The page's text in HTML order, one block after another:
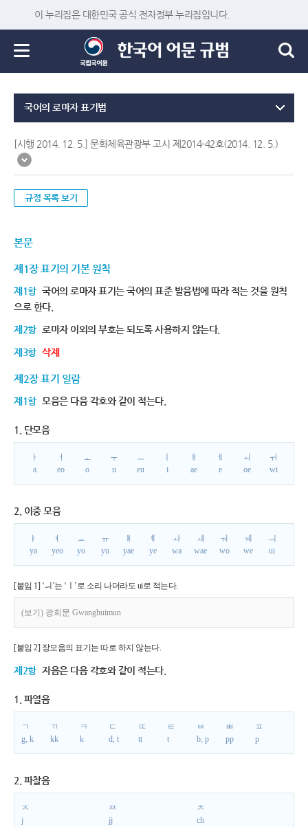
이 누리집은 대한민국 공식 전자정부 누리집입니다.
국어의 로마자 표기법
[시행 2014. 12. 5.] 문화체육관광부 고시 제2014-42호(2014. 12. 5.)
규정 목록 보기
본문
제1장 표기의 기본 원칙
제1항 국어의 로마자 표기는 국어의 표준 발음법에 따라 적는 것을 원칙
으로 한다.
제2항 로마자 이외의 부호는 되도록 사용하지 않는다.
제3항 삭제
제2장 표기 일람
제1항 모음은 다음 각호와 같이 적는다.
1. 단모음
ㅏ
a
ㅓ
eo
ㅗ
o
ㅜ
u
ㅡ
eu
i
ㅐ
ae
ㅔ
e
ㅚ
oe
ㅟ
wi
2. 이중 모음
ㅑ
ya
ㅕ
yeo
ㅛ
yo
ㅠ
yu
ㅒ
yae
ㅖ
ye
ㅘ
wa
ㅙ
wae
ㅝ
wo
ㅞ
we
ㅢ
ui
[붙임 1] ‘ㅢ’는 ‘ㅣ’로 소리 나더라도 ui로 적는다.
(보기) 광희문 Gwanghuimun
[붙임 2] 장모음의 표기는 따로 하지 않는다.
제2항 자음은 다음 각호와 같이 적는다.
1. 파열음
ㄱ
g, k
ㄲ
kk
ㅋ
k
ㄷ
d, t
ㄸ
tt
ㅌ
t
ㅂ
b, p
ㅃ
pp
ㅍ
p
2. 파찰음
ㅈ
j
ㅉ
jj
ㅊ
ch